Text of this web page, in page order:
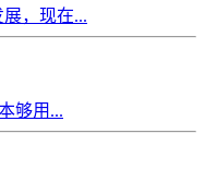
，现在...
够用...